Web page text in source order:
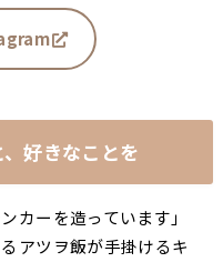
好きなことを
カーを造っています」
アツヲ飯が手掛けるキ